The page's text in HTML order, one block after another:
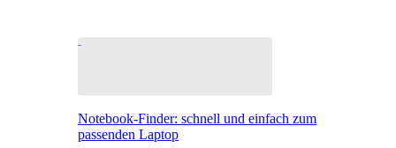
Notebook-Finder: schnell und einfach zum
passenden Laptop